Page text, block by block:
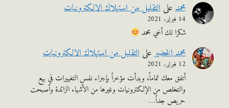
محمدعلى التقليل من استهلاك الالكترونيات
14 فبراير، 2021
شكرا لك أخي محمد
محمد الخضيرعلىالتقليل من استهلاك الالكترونيات
12 فبراير، 2021
أتفق معك تماماً، وبدأت مؤخراً بإجراء نفس التغييرات في بيع
والتخلص من الإلكترونيات وغيرها من الأشياء الزائدة وأصبحت
حريص جداً…